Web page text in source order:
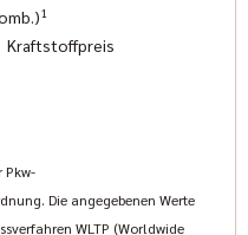
1
Kraftstoffpreis
Pkw-
Die angegebenen Werte
WLTP (Worldwide